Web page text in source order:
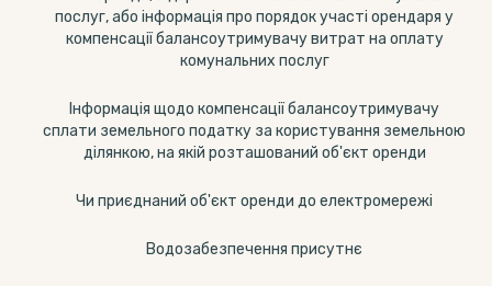
послуг, або інформація про порядок участі орендаря у
компенсації балансоутримувачу витрат на оплату
комунальних послуг
Інформація щодо компенсації балансоутримувачу
сплати земельного податку за користування земельною
ділянкою, на якій розташований об'єкт оренди
Чи приєднаний об'єкт оренди до електромережі
Водозабезпечення присутнє